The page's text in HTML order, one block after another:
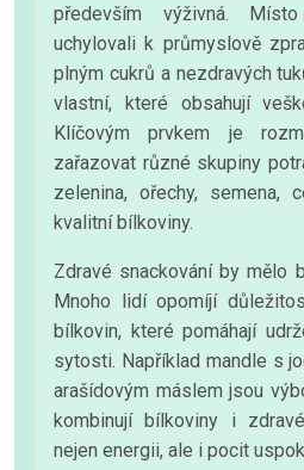
především výživná.
uchylovali k průmyslově
plným cukrů a nezdravých
vlastní, které obsahují
Klíčovým prvkem je
zařazovat různé skupiny
zelenina, ořechy, semena,
kvalitní bílkoviny.
Zdravé snackování by mělo
Mnoho lidí opomíjí
bílkovin, které pomáhají
sytosti. Například mandle s
arašídovým máslem jsou
kombinují bílkoviny i
nejen energii, ale i pocit